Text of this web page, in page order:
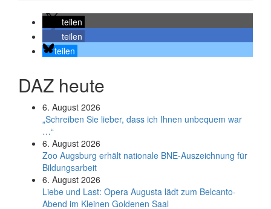
teilen
teilen
teilen
DAZ heute
6. August 2026
„Schreiben Sie lieber, dass ich Ihnen unbequem war
…“
6. August 2026
Zoo Augsburg erhält nationale BNE-Auszeichnung für
Bildungsarbeit
6. August 2026
Liebe und Last: Opera Augusta lädt zum Belcanto-
Abend im Kleinen Goldenen Saal